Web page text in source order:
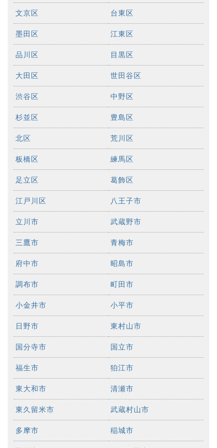
文京区 台東区
墨田区 江東区
品川区 目黒区
大田区 世田谷区
渋谷区 中野区
杉並区 豊島区
北区 荒川区
板橋区 練馬区
足立区 葛飾区
江戸川区 八王子市
立川市 武蔵野市
三鷹市 青梅市
府中市 昭島市
調布市 町田市
小金井市 小平市
日野市 東村山市
国分寺市 国立市
福生市 狛江市
東大和市 清瀬市
東久留米市 武蔵村山市
多摩市 稲城市